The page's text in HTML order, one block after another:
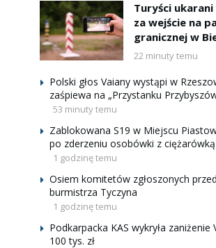
Turyści
za wejście na
granicznej w
22 minuty temu
Polski głos Vaiany wystąpi w
zaśpiewa na „Przystanku
53 minuty temu
Zablokowana S19 w Miejscu
po zderzeniu osobówki z ciężarówką
1 godzinę temu
Osiem komitetów zgłoszonych
burmistrza Tyczyna
1 godzinę temu
Podkarpacka KAS wykryła zaniżenie
100 tys. zł